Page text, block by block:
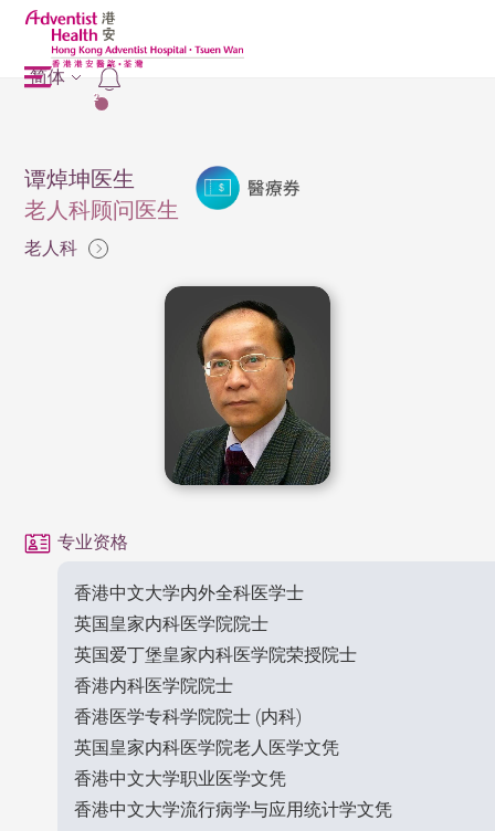
2
简体
谭焯坤医生
老人科顾问医生
老人科
专业资格
香港中文大学内外全科医学士
英国皇家内科医学院院士
英国爱丁堡皇家内科医学院荣授院士
香港内科医学院院士
香港医学专科学院院士 (内科)
英国皇家内科医学院老人医学文凭
香港中文大学职业医学文凭
香港中文大学流行病学与应用统计学文凭